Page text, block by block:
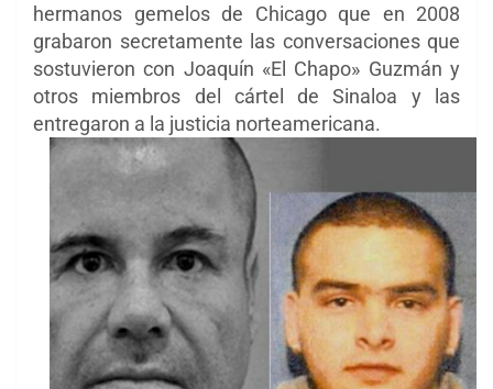
hermanos gemelos de Chicago que en 2008
grabaron secretamente las conversaciones que
sostuvieron con Joaquín «El Chapo» Guzmán y
otros miembros del cártel de Sinaloa y las
entregaron a la justicia norteamericana.